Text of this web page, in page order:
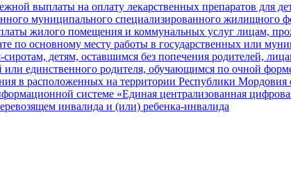
выплаты на оплату лекарственных препаратов для
муниципального специализированного жилищного
жилого помещения и коммунальных услуг лицам,
по основному месту работы в государственных или
детям, оставшимся без попечения родителей,
единственного родителя, обучающимся по очной
в расположенных на территории Республики Мордовия
системе «Единая централизованная
инвалида и (или) ребенка-инвалида